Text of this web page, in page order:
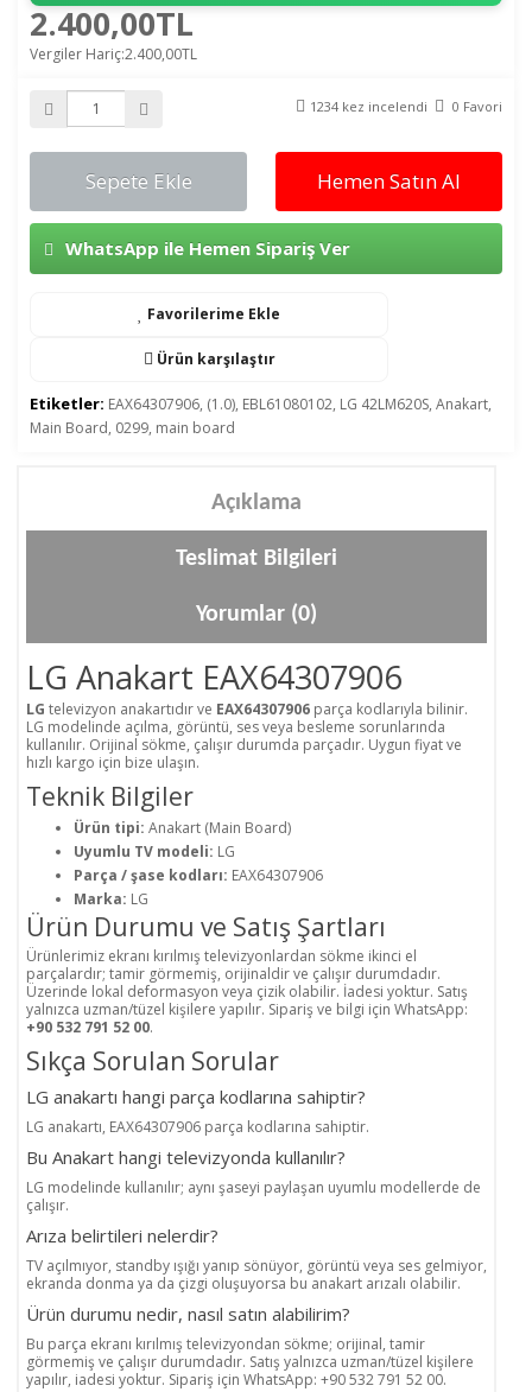
2.400,00TL
Vergiler Hariç:2.400,00TL
1234 kez incelendi 0 Favori
Sepete Ekle Hemen Satın Al
WhatsApp ile Hemen Sipariş Ver
Favorilerime Ekle
Ürün karşılaştır
Etiketler: EAX64307906, (1.0), EBL61080102, LG 42LM620S, Anakart,
Main Board, 0299, main board
Açıklama
Teslimat Bilgileri
Yorumlar (0)
LG Anakart EAX64307906
LG televizyon anakartıdır ve EAX64307906 parça kodlarıyla bilinir.
LG modelinde açılma, görüntü, ses veya besleme sorunlarında
kullanılır. Orijinal sökme, çalışır durumda parçadır. Uygun fiyat ve
hızlı kargo için bize ulaşın.
Teknik Bilgiler
Ürün tipi: Anakart (Main Board)
Uyumlu TV modeli: LG
Parça / şase kodları: EAX64307906
Marka: LG
Ürün Durumu ve Satış Şartları
Ürünlerimiz ekranı kırılmış televizyonlardan sökme ikinci el
parçalardır; tamir görmemiş, orijinaldir ve çalışır durumdadır.
Üzerinde lokal deformasyon veya çizik olabilir. İadesi yoktur. Satış
yalnızca uzman/tüzel kişilere yapılır. Sipariş ve bilgi için WhatsApp:
+90 532 791 52 00.
Sıkça Sorulan Sorular
LG anakartı hangi parça kodlarına sahiptir?
LG anakartı, EAX64307906 parça kodlarına sahiptir.
Bu Anakart hangi televizyonda kullanılır?
LG modelinde kullanılır; aynı şaseyi paylaşan uyumlu modellerde de
çalışır.
Arıza belirtileri nelerdir?
TV açılmıyor, standby ışığı yanıp sönüyor, görüntü veya ses gelmiyor,
ekranda donma ya da çizgi oluşuyorsa bu anakart arızalı olabilir.
Ürün durumu nedir, nasıl satın alabilirim?
Bu parça ekranı kırılmış televizyondan sökme; orijinal, tamir
görmemiş ve çalışır durumdadır. Satış yalnızca uzman/tüzel kişilere
yapılır, iadesi yoktur. Sipariş için WhatsApp: +90 532 791 52 00.